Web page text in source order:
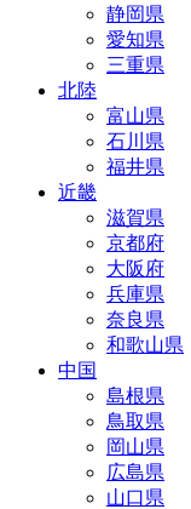
静岡県
愛知県
三重県
北陸
富山県
石川県
福井県
近畿
滋賀県
京都府
大阪府
兵庫県
奈良県
和歌山県
中国
島根県
鳥取県
岡山県
広島県
山口県